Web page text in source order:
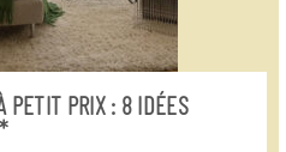
PETIT PRIX : 8 IDÉES